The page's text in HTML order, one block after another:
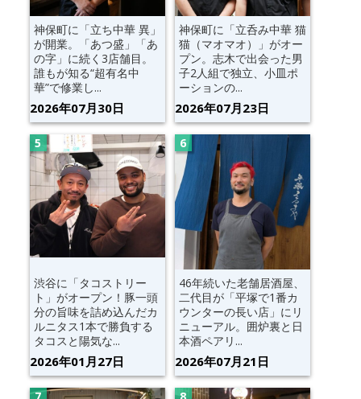
神保町に「立ち中華 異」
が開業。「あつ盛」「あ
の字」に続く3店舗目。
誰もが知る“超有名中
華”で修業し...
2026年07月30日
神保町に「立呑み中華 猫
猫（マオマオ）」がオー
プン。志木で出会った男
子2人組で独立、小皿ポ
ーションの...
2026年07月23日
渋谷に「タコストリー
ト」がオープン！豚一頭
分の旨味を詰め込んだカ
ルニタス1本で勝負する
タコスと陽気な...
2026年01月27日
46年続いた老舗居酒屋、
二代目が「平塚で1番カ
ウンターの長い店」にリ
ニューアル。囲炉裏と日
本酒ペアリ...
2026年07月21日